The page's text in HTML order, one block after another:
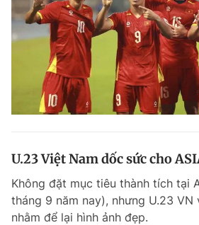
U.23 Việt Nam dốc sức cho
Không đặt mục tiêu thành tích tại
tháng 9 năm nay), nhưng U.23
nhằm để lại hình ảnh đẹp.